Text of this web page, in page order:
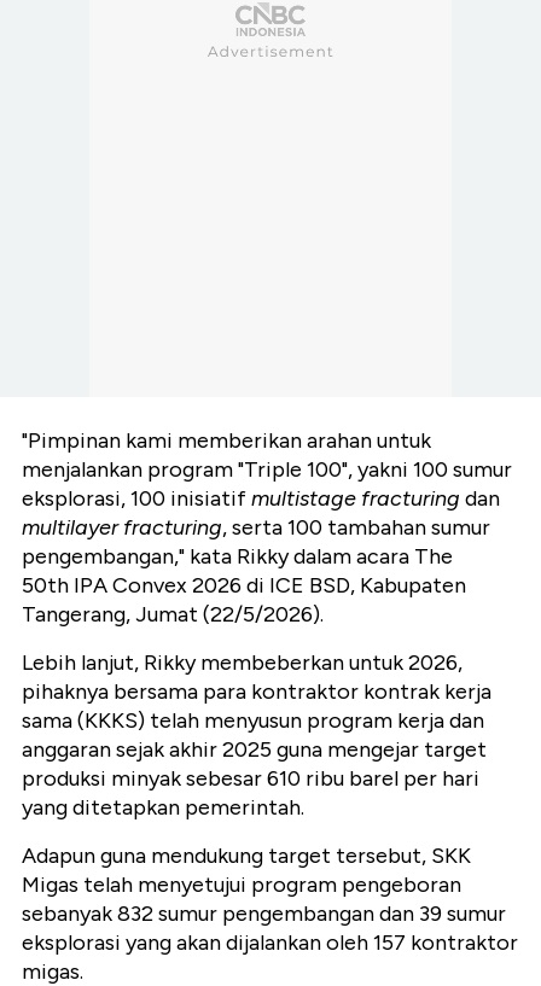
"Pimpinan kami memberikan arahan untuk
menjalankan program "Triple 100", yakni 100 sumur
eksplorasi, 100 inisiatifmultistage fracturing dan
multilayer fracturing, serta 100 tambahan sumur
pengembangan," kata Rikky dalam acara The
50th IPA Convex 2026 di ICE BSD, Kabupaten
Tangerang, Jumat (22/5/2026).
Lebih lanjut, Rikky membeberkan untuk 2026,
pihaknya bersama para kontraktor kontrak kerja
sama (KKKS) telah menyusun program kerja dan
anggaran sejak akhir 2025 guna mengejar target
produksi minyak sebesar 610 ribu barel per hari
yang ditetapkan pemerintah.
Adapun guna mendukung target tersebut, SKK
Migas telah menyetujui program pengeboran
sebanyak 832 sumur pengembangan dan 39 sumur
eksplorasi yang akan dijalankan oleh 157 kontraktor
migas.